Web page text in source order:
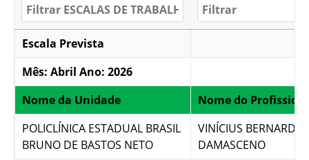
Escala Prevista
Mês: Abril Ano: 2026
Nome da Unidade
Nome do
POLICLÍNICA ESTADUAL BRASIL
BRUNO DE BASTOS NETO
VINÍCIUS
DAMASCENO